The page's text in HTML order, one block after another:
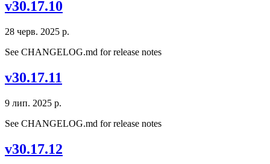
v30.17.10
28 черв. 2025 р.
See CHANGELOG.md for release notes
v30.17.11
9 лип. 2025 р.
See CHANGELOG.md for release notes
v30.17.12